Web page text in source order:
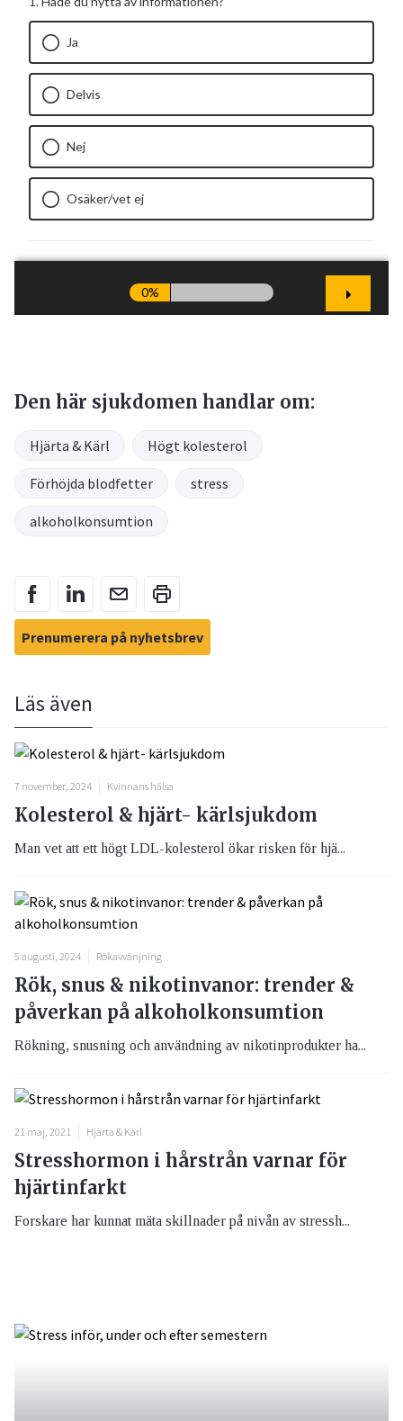
Den här sjukdomen handlar om:
Hjärta & Kärl Högt kolesterol
Förhöjda blodfetter stress
alkoholkonsumtion
Prenumerera på nyhetsbrev
Läs även
7 november, 2024 Kvinnans hälsa
Kolesterol & hjärt- kärlsjukdom
Man vet att ett högt LDL-kolesterol ökar risken för hjä...
5 augusti, 2024 Rökavvänjning
Rök, snus & nikotinvanor: trender &
påverkan på alkoholkonsumtion
Rökning, snusning och användning av nikotinprodukter ha...
21 maj, 2021 Hjärta & Kärl
Stresshormon i hårstrån varnar för
hjärtinfarkt
Forskare har kunnat mäta skillnader på nivån av stressh...